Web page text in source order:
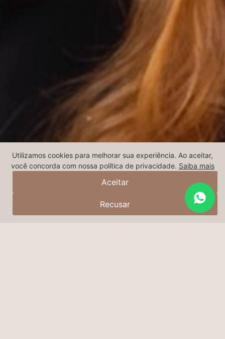
Utilizamos cookies para melhorar sua experiência. Ao aceitar,
você concorda com nossa política de privacidade. Saiba mais
Aceitar
Recusar